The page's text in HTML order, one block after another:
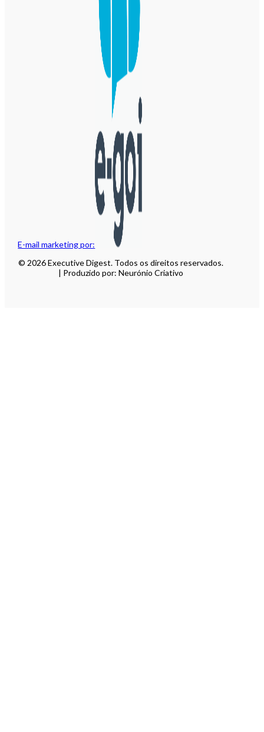
E-mail marketing por:
© 2026 Executive Digest. Todos os direitos reservados.
| Produzido por: Neurónio Criativo